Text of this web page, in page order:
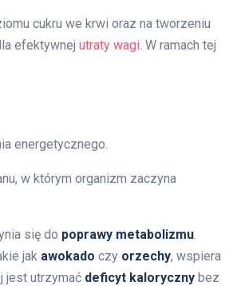
cukru we krwi oraz na tworzeniu
efektywnej utraty wagi . W ramach tej
energetycznego.
w którym organizm zaczyna
się do poprawy metabolizmu
jak awokado czy orzechy, wspiera
jest utrzymać deficyt kaloryczny bez